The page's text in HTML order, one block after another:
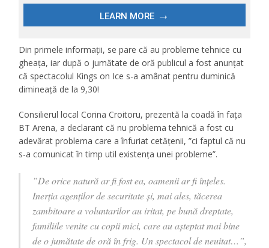
Din primele informații, se pare că au probleme tehnice cu
gheața, iar după o jumătate de oră publicul a fost anunțat
că spectacolul Kings on Ice s-a amânat pentru duminică
dimineață de la 9,30!
Consilierul local Corina Croitoru, prezentă la coadă în fața
BT Arena, a declarant că nu problema tehnică a fost cu
adevărat problema care a înfuriat cetățenii, ”ci faptul că nu
s-a comunicat în timp util existența unei probleme”.
”De orice natură ar fi fost ea, oamenii ar fi înțeles.
Inerția agenților de securitate și, mai ales, tăcerea
zambitoare a voluntarilor au iritat, pe bună dreptate,
familiile venite cu copii mici, care au așteptat mai bine
de o jumătate de oră în frig. Un spectacol de neuitat…”,